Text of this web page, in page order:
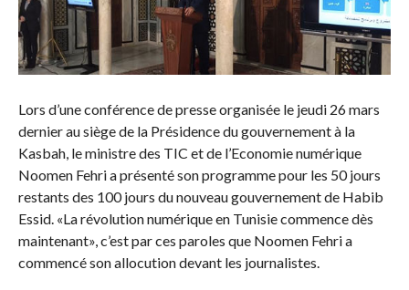
Lors d’une conférence de presse organisée le jeudi 26 mars
dernier au siège de la Présidence du gouvernement à la
Kasbah, le ministre des TIC et de l’Economie numérique
Noomen Fehri a présenté son programme pour les 50 jours
restants des 100 jours du nouveau gouvernement de Habib
Essid. «La révolution numérique en Tunisie commence dès
maintenant», c’est par ces paroles que Noomen Fehri a
commencé son allocution devant les journalistes.